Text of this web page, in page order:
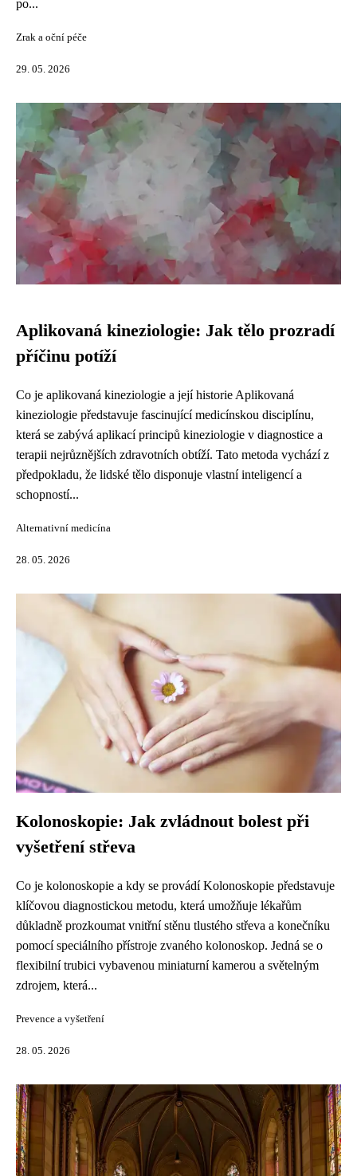
po...
Zrak a oční péče
29. 05. 2026
Aplikovaná kineziologie: Jak tělo prozradí
příčinu potíží
Co je aplikovaná kineziologie a její historie Aplikovaná
kineziologie představuje fascinující medicínskou disciplínu,
která se zabývá aplikací principů kineziologie v diagnostice a
terapii nejrůznějších zdravotních obtíží. Tato metoda vychází z
předpokladu, že lidské tělo disponuje vlastní inteligencí a
schopností...
Alternativní medicína
28. 05. 2026
Kolonoskopie: Jak zvládnout bolest při
vyšetření střeva
Co je kolonoskopie a kdy se provádí Kolonoskopie představuje
klíčovou diagnostickou metodu, která umožňuje lékařům
důkladně prozkoumat vnitřní stěnu tlustého střeva a konečníku
pomocí speciálního přístroje zvaného kolonoskop. Jedná se o
flexibilní trubici vybavenou miniaturní kamerou a světelným
zdrojem, která...
Prevence a vyšetření
28. 05. 2026